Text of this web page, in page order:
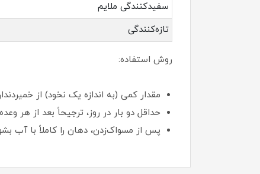
سفیدکنندگی ملایم
تازه‌کنندگی
روش استفاده:
مقدار کمی (به اندازه یک نخود) از
حداقل دو بار در روز، ترجیحاً بعد از هر
پس از مسواک‌زدن، دهان را کاملاً با آب